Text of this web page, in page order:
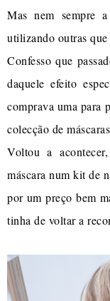
Mas nem sempre
utilizando outras
Confesso que
daquele efeito
comprava uma para
colecção de
Voltou a
máscara num kit de
por um preço bem
tinha de voltar a